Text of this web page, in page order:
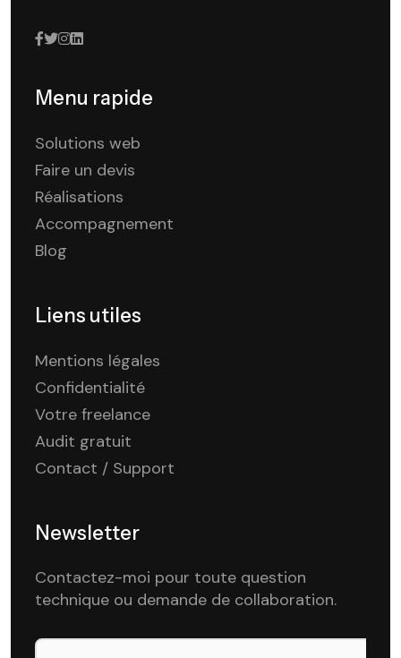
Menu rapide
Solutions web
Faire un devis
Réalisations
Accompagnement
Blog
Liens utiles
Mentions légales
Confidentialité
Votre freelance
Audit gratuit
Contact / Support
Newsletter
Contactez-moi pour toute question
technique ou demande de collaboration.